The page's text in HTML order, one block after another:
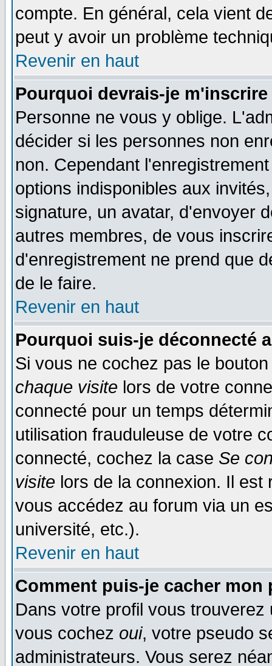
compte. En général, cela vient
peut y avoir un problème
Revenir en haut
Pourquoi devrais-je
Personne ne vous y oblige.
décider si les personnes non
non. Cependant
options indisponibles aux
signature, un avatar, d'envoyer
autres membres, de vous
d'enregistrement ne prend que
de le faire.
Revenir en haut
Pourquoi suis-je déconnecté
Si vous ne cochez pas le
chaque visite lors de votre
connecté pour un temps
utilisation frauduleuse de votre
connecté, cochez la case Se
visite lors de la connexion. Il
vous accédez au forum via un
université, etc.).
Revenir en haut
Comment puis-je cacher
Dans votre profil vous
vous cochez oui, votre pseudo
administrateurs. Vous serez